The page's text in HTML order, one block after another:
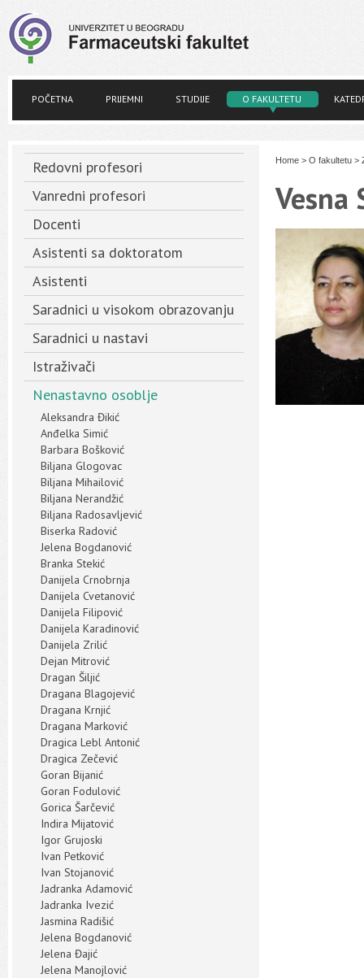
POČETNA PRIJEMNI STUDIJE O FAKULTETU
Redovni profesori
Vanredni profesori
Docenti
Asistenti sa doktoratom
Asistenti
Saradnici u visokom obrazovanju
Saradnici u nastavi
Istraživači
Nenastavno osoblje
Aleksandra Đikić
Anđelka Simić
Barbara Bošković
Biljana Glogovac
Biljana Mihailović
Biljana Nerandžić
Biljana Radosavljević
Biserka Radović
Jelena Bogdanović
Branka Stekić
Danijela Crnobrnja
Danijela Cvetanović
Danijela Filipović
Danijela Karadinović
Danijela Zrilić
Dejan Mitrović
Dragan Šiljić
Dragana Blagojević
Dragana Krnjić
Dragana Marković
Dragica Lebl Antonić
Dragica Zečević
Goran Bijanić
Goran Fodulović
Gorica Šarčević
Indira Mijatović
Igor Grujoski
Ivan Petković
Ivan Stojanović
Jadranka Adamović
Jadranka Ivezić
Jasmina Radišić
Jelena Bogdanović
Jelena Đajić
Jelena Manojlović
Home > O fakultetu >
Vesna